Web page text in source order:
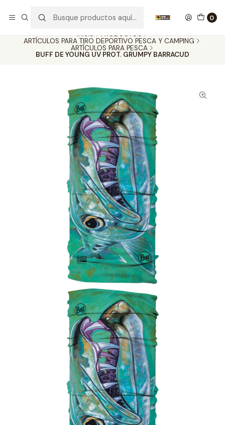
0
Inicio
PRODUCTOS
ARTÍCULOS PARA TIRO DEPORTIVO PESCA Y CAMPING
ARTÍCULOS PARA PESCA
BUFF DE YOUNG UV PROT. GRUMPY BARRACUD